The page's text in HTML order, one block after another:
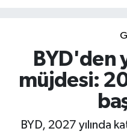
BYD'den
müjdesi:
BYD, 2027 yılında